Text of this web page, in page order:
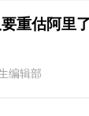
重估阿里
编辑部